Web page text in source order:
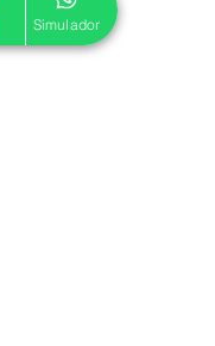
Simulador